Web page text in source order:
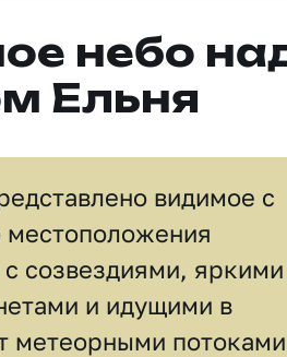
небо
Ельня
видимое c
местоположения
c созвездиями, яркими
и идущими в
метеорными